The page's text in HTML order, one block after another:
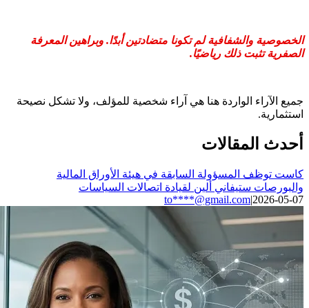
الخصوصية والشفافية لم تكونا متضادتين أبدًا. وبراهين المعرفة
الصفرية تثبت ذلك رياضيًا.
جميع الآراء الواردة هنا هي آراء شخصية للمؤلف، ولا تشكل نصيحة
استثمارية.
أحدث المقالات
كاست توظف المسؤولة السابقة في هيئة الأوراق المالية
والبورصات ستيفاني ألين لقيادة اتصالات السياسات
to****@gmail.com|2026-05-07